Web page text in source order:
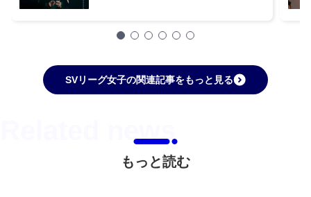
SVリーグ女子の関連記事をもっと見る
もっと読む